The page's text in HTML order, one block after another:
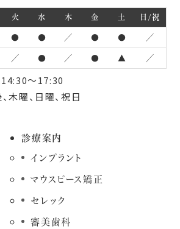
火 水 木 金 土 日/祝
● ● ／ ● ● ／
／ ● ／ ● ▲ ／
～17:30
木曜、日曜、祝日
診療案内
インプラント
マウスピース矯正
セレック
審美歯科